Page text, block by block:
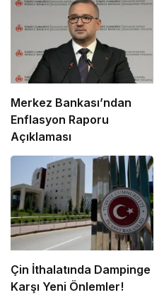
Merkez Bankası’ndan
Enflasyon Raporu
Açıklaması
Çin İthalatında Dampinge
Karşı Yeni Önlemler!